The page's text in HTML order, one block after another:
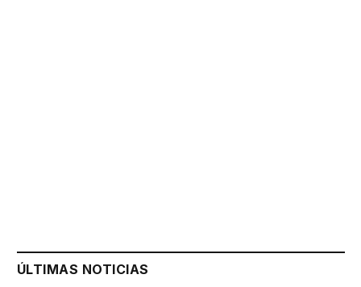
ÚLTIMAS NOTICIAS